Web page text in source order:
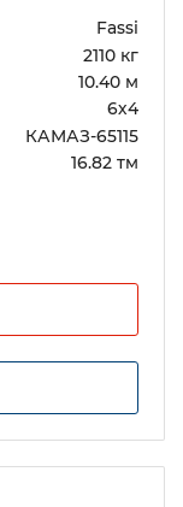
Fassi
2110 кг
10.40 м
6х4
КАМАЗ-65115
16.82 тм